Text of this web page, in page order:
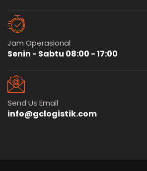
Jam Operasional
Senin - Sabtu 08:00 - 17:00
Send Us Email
info@gclogistik.com